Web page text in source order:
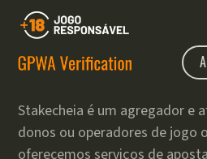
Stakecheia é um agregador e
donos ou operadores de jogo
oferecemos serviços de